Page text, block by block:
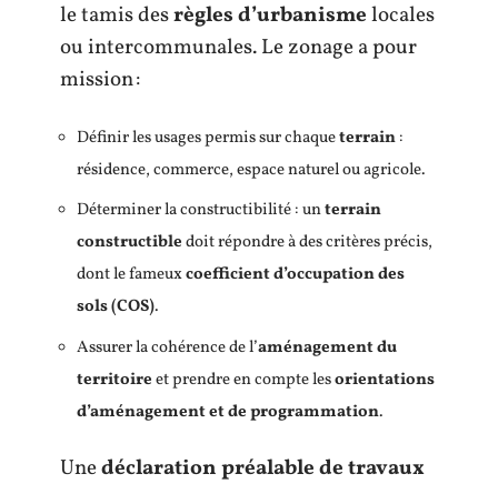
le tamis desrègles d’urbanismelocales
ou intercommunales. Le zonage a pour
mission :
Définir les usages permis sur chaqueterrain:
résidence, commerce, espace naturel ou agricole.
Déterminer la constructibilité : unterrain
constructibledoit répondre à des critères précis,
dont le fameuxcoefficient d’occupation des
sols (COS).
Assurer la cohérence de l’aménagement du
territoireet prendre en compte lesorientations
d’aménagement et de programmation.
Unedéclaration préalable de travaux